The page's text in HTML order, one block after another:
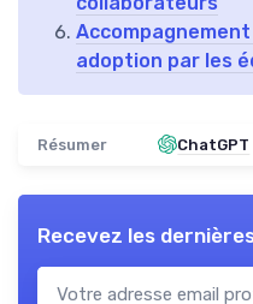
adoption par les
Résumer ChatGPT
Recevez les